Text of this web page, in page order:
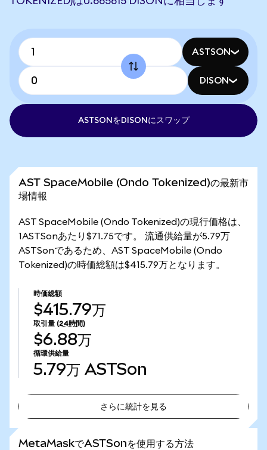
ASTSON
DISON
ASTSONをDISONにスワップ
AST SpaceMobile (Ondo Tokenized)の最新市
場情報
AST SpaceMobile (Ondo Tokenized)の現行価格は、
1ASTSonあたり$71.75です。 流通供給量が5.79万
ASTSonであるため、AST SpaceMobile (Ondo
Tokenized)の時価総額は$415.79万となります。
時価総額
$415.79万
取引量 (24時間)
$6.88万
循環供給量
5.79万 ASTSon
さらに統計を見る
MetaMaskでASTSonを使用する方法